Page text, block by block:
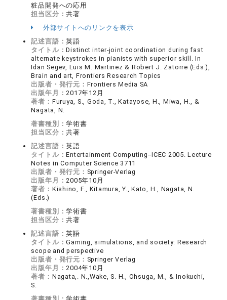
粧品開発への応用
担当区分：共著
外部サイトへのリンクを表示
記述言語：英語
タイトル：Distinct inter-joint coordination during fast
alternate keystrokes in pianists with superior skill. In
Idan Segev, Luis M. Martinez & Robert J. Zatorre (Eds.),
Brain and art, Frontiers Research Topics
出版者・発行元： Frontiers Media SA
出版年月：2017年12月
著者： Furuya, S., Goda, T., Katayose, H., Miwa, H., &
Nagata, N.
著書種別：学術書
担当区分：共著
記述言語：英語
タイトル：Entertainment Computing--ICEC 2005. Lecture
Notes in Computer Science 3711
出版者・発行元： Springer-Verlag
出版年月：2005年10月
著者： Kishino, F., Kitamura, Y., Kato, H., Nagata, N.
(Eds.)
著書種別：学術書
担当区分：共著
記述言語：英語
タイトル：Gaming, simulations, and society: Research
scope and perspective
出版者・発行元： Springer Verlag
出版年月：2004年10月
著者： Nagata,. N.,Wake, S. H., Ohsuga, M., & Inokuchi,
S.